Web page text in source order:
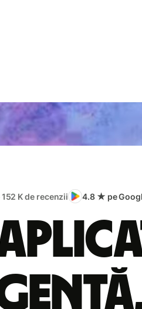
152 K de recenzii 4.8 ★ pe